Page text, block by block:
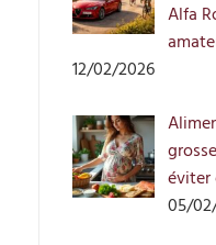
Alfa
12/02/2026
éviter
05/